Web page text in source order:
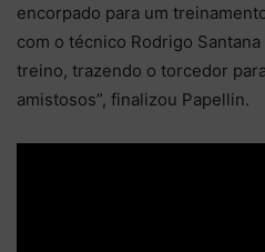
encorpado para um
com o técnico Rodrigo
treino, trazendo o torcedor
amistosos”, finalizou Papellin.